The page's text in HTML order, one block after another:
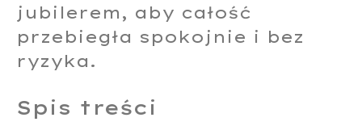
jubilerem, aby całość
przebiegła spokojnie i bez
ryzyka.
Spis treści